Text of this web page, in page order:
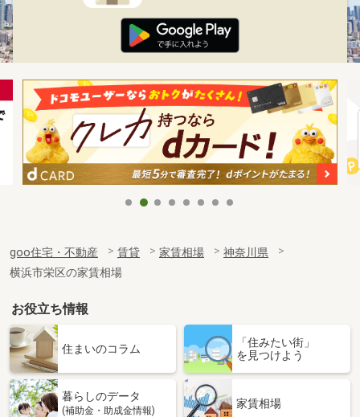
goo住宅・不動産 賃貸 家賃相場
神奈川県
横浜市栄区の家賃相場
お役立ち情報
住まいのコラム
「住みたい街」
を見つけよう
暮らしのデータ
(補助金・助成金情報)
家賃相場